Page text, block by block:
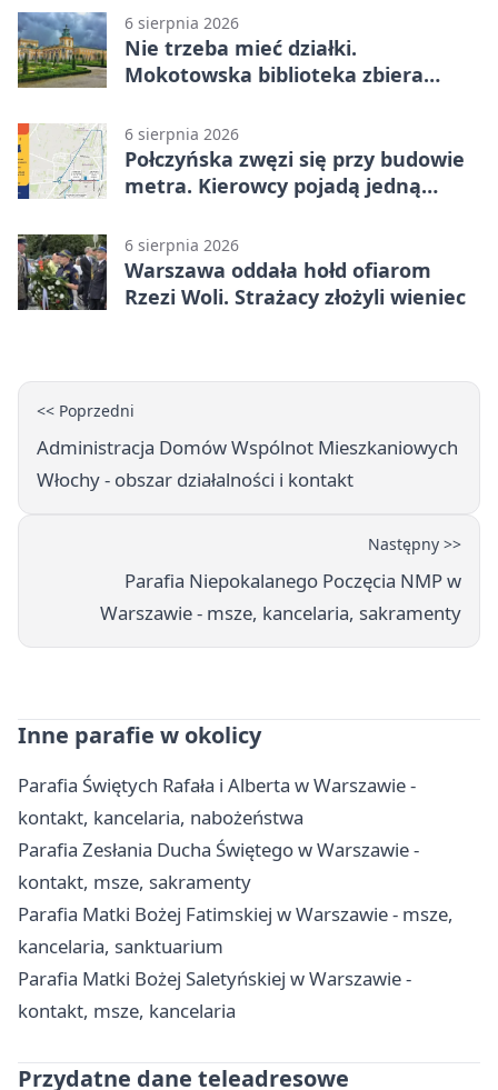
6 sierpnia 2026
Nie trzeba mieć działki.
Mokotowska biblioteka zbiera
6 sierpnia 2026
Połczyńska zwęzi się przy budowie
metra. Kierowcy pojadą jedną
6 sierpnia 2026
Warszawa oddała hołd ofiarom
Rzezi Woli. Strażacy złożyli wieniec
<< Poprzedni
Administracja Domów Wspólnot Mieszkaniowych
Włochy - obszar działalności i kontakt
Następny >>
Parafia Niepokalanego Poczęcia NMP w
Warszawie - msze, kancelaria, sakramenty
Inne parafie w okolicy
Parafia Świętych Rafała i Alberta w Warszawie -
kontakt, kancelaria, nabożeństwa
Parafia Zesłania Ducha Świętego w Warszawie -
kontakt, msze, sakramenty
Parafia Matki Bożej Fatimskiej w Warszawie - msze,
kancelaria, sanktuarium
Parafia Matki Bożej Saletyńskiej w Warszawie -
kontakt, msze, kancelaria
Przydatne dane teleadresowe